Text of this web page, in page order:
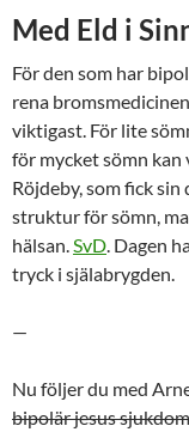
Med Eld i
För den som har
rena
viktigast. För lite
för mycket sömn kan
Röjdeby, som fick
struktur för sömn,
hälsan.SvD. Dagen
tryck i själabrygden.
—
Nu följer du med
bipolär jesus sjukdom